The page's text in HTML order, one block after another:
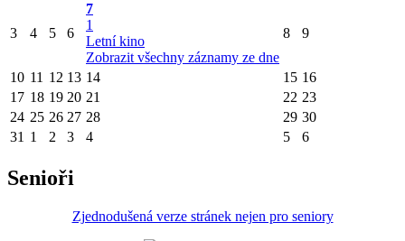
3 4 5 6
7
1
Letní kino
Zobrazit všechny záznamy ze dne
8 9
10 11 12 13 14 15 16
17 18 19 20 21 22 23
24 25 26 27 28 29 30
31 1 2 3 4 5 6
Senioři
Zjednodušená verze stránek nejen pro seniory